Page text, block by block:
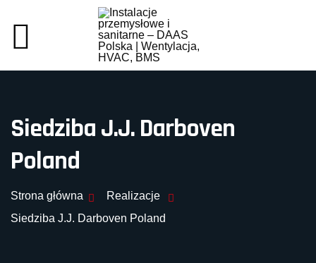
Siedziba J.J. Darboven
Poland
Strona główna
Realizacje
Siedziba J.J. Darboven Poland